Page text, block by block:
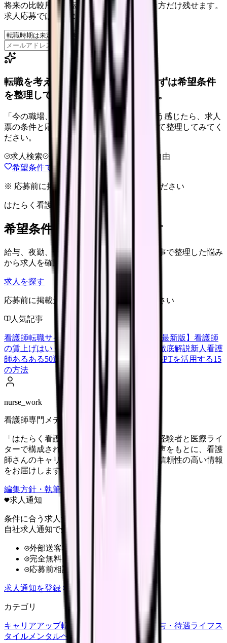
将来の比較用に、転職時期と気になる働き方だけ残せます。
求人応募ではありません。
転職を考えている看護師さんへ。まずは希望条件
を整理して、求人を見比べられます。
「今の職場、このままでいいのかな...」そう感じたら、求人
票の条件と応募前に確認したい不安を分けて整理してみてく
ださい。
求人検索 条件整理 相談だけOK
退会自由
希望条件で求人を探す
※ 応募前に掲載元の最新情報を確認してください
はたらく看護師さん 求人
希望条件で看護師求人を探す
給与、夜勤、休み、ブランクなど、この記事で整理した悩み
から求人を確認できます。
求人を探す
応募前に掲載元の最新情報を確認してください
人気記事
看護師転職サイトランキングTOP5【2026年最新版】 看護師
の賃上げはいくら？2026年度の最新情報を徹底解説新人看護
師あるある50選【共感必至】
看護師がChatGPTを活用する15
の方法
nurse_work
看護師専門メディア
「はたらく看護師さん」編集部は、看護師経験者と医療ライ
ターで構成されています。現場のリアルな声をもとに、看護
師さんのキャリア・転職・働き方に関する信頼性の高い情報
をお届けします。
編集方針・執筆体制・監修体制を見る
求人通知
条件に合う求人だけ
自社求人通知で受け取る
外部送客なし
完全無料
応募前相談OK
求人通知を登録
カテゴリ
キャリアアップ転職ガイド 職場環境 給与・待遇ライフス
タイル メンタルヘルス